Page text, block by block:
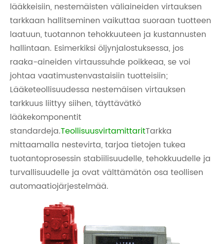
lääkkeisiin, nestemäisten väliaineiden virtauksen
tarkkaan hallitseminen vaikuttaa suoraan tuotteen
laatuun, tuotannon tehokkuuteen ja kustannusten
hallintaan. Esimerkiksi öljynjalostuksessa, jos
raaka-aineiden virtaussuhde poikkeaa, se voi
johtaa vaatimustenvastaisiin tuotteisiin;
Lääketeollisuudessa nestemäisen virtauksen
tarkkuus liittyy siihen, täyttävätkö
lääkekomponentit
standardeja.TeollisuusvirtamittaritTarkka
mittaamalla nestevirta, tarjoa tietojen tukea
tuotantoprosessin stabiilisuudelle, tehokkuudelle ja
turvallisuudelle ja ovat välttämätön osa teollisen
automaatiojärjestelmää.